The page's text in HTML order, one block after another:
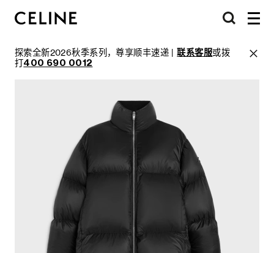
探索全新2026秋季系列，尊享顺丰速递 |联系客服或拨
打400 690 0012